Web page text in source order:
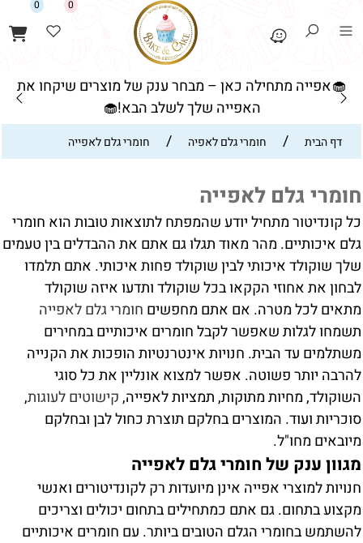
🧁אפייה מתחילה כאן – מבחר ענק של מוצרים שיקחו את
האפייה שלך לשלב הבא!🧁
0 0
דף הבית / חומרי גלם לאפיה / חומרי גלם לאפייה
חומרי גלם לאפייה
כל קונדיטור מתחיל יודע שהמפתח לתוצאות טובות הוא חומרי
גלם איכותיים. מהר מאוד תגלו גם אתם את ההבדלים בין טעמים
שלך שוקולד איכותי לבין שוקולד פחות איכותי. אתם תלמדו
לבחון את אחוזי הקקאו בכל שוקולד ותדעו איזה שוקולד
מתאים לכל מטרה. אם אתם מחפשים חומרי גלם לאפייה
תשמחו לגלות שאפשר לקבל חומרים איכותיים במחירים
משתלמים עד הבית. חנויות אינטרנטיות הופכות את הקנייה
להרבה יותר פשוטה. אפשר למצוא אונליין את כל סוגי
השוקולד, מחיות מתוקות, תמציות לאפייה,קישוטים לעוגות,
סוכריות ועוד. המוצרים בחלקם תוצרת כחול לבן ובחלקם
מיובאים מחו"ל.
מגוון ענק של חומרי גלם לאפייה
חנויות למוצרי אפייה אינן מיועדות רק לקונדיטורים ואנשי
מקצוע בתחום. גם אתם כמתחילים בתחום יכולים וצריכים
להשתמש בחומרי הגלם הטובים ביותר. עם חומרים איכותיים